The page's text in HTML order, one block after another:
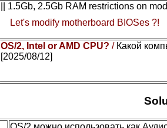
|| 1.5Gb, 2.5Gb RAM restrictions on
Let's modify motherboard BIOSes ?!
OS/2, Intel or AMD CPU? / Какой
[2025/08/12]